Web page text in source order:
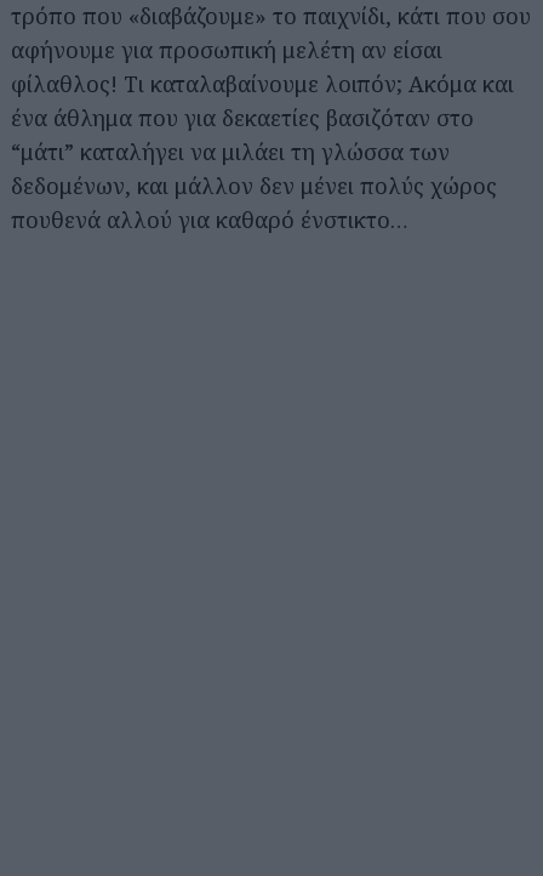
τρόπο που «διαβάζουμε» το παιχνίδι, κάτι που σου
αφήνουμε για προσωπική μελέτη αν είσαι
φίλαθλος! Τι καταλαβαίνουμε λοιπόν; Ακόμα και
ένα άθλημα που για δεκαετίες βασιζόταν στο
“μάτι” καταλήγει να μιλάει τη γλώσσα των
δεδομένων, και μάλλον δεν μένει πολύς χώρος
πουθενά αλλού για καθαρό ένστικτο…